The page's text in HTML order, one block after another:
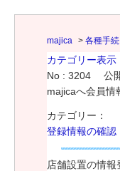
majica > 各種手続
カテゴリー表示
No : 3204
公
majicaへ会員情
カテゴリー：
登録情報の確認
店舗設置の情